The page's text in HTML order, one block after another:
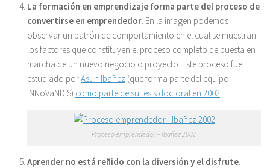
La formación en emprendizaje forma parte del proceso de
convertirse en emprendedor. En la imagen podemos
observar un patrón de comportamiento en el cual se muestran
los factores que constituyen el proceso completo de puesta en
marcha de un nuevo negocio o proyecto. Este proceso fue
estudiado porAsun Ibañez (que forma parte del equipo
iNNoVaNDiS) como parte de su tesis doctoral en 2002.
Proceso emprendedor – Ibañez 2002
Aprender no está reñido con la diversión y el disfrute.